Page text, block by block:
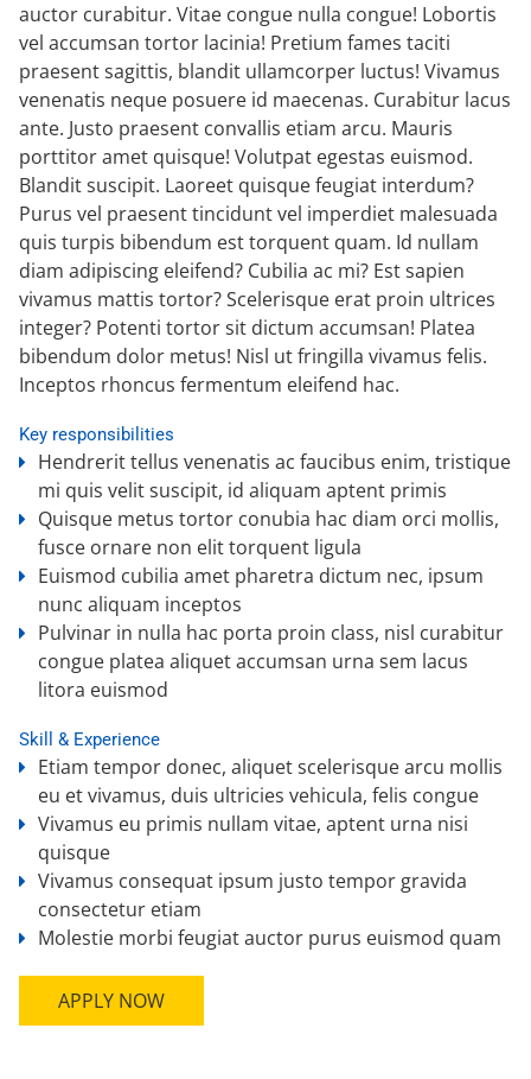
auctor curabitur. Vitae congue nulla congue! Lobortis
vel accumsan tortor lacinia! Pretium fames taciti
praesent sagittis, blandit ullamcorper luctus! Vivamus
venenatis neque posuere id maecenas. Curabitur lacus
ante. Justo praesent convallis etiam arcu. Mauris
porttitor amet quisque! Volutpat egestas euismod.
Blandit suscipit. Laoreet quisque feugiat interdum?
Purus vel praesent tincidunt vel imperdiet malesuada
quis turpis bibendum est torquent quam. Id nullam
diam adipiscing eleifend? Cubilia ac mi? Est sapien
vivamus mattis tortor? Scelerisque erat proin ultrices
integer? Potenti tortor sit dictum accumsan! Platea
bibendum dolor metus! Nisl ut fringilla vivamus felis.
Inceptos rhoncus fermentum eleifend hac.
Key responsibilities
Hendrerit tellus venenatis ac faucibus enim, tristique
mi quis velit suscipit, id aliquam aptent primis
Quisque metus tortor conubia hac diam orci mollis,
fusce ornare non elit torquent ligula
Euismod cubilia amet pharetra dictum nec, ipsum
nunc aliquam inceptos
Pulvinar in nulla hac porta proin class, nisl curabitur
congue platea aliquet accumsan urna sem lacus
litora euismod
Skill & Experience
Etiam tempor donec, aliquet scelerisque arcu mollis
eu et vivamus, duis ultricies vehicula, felis congue
Vivamus eu primis nullam vitae, aptent urna nisi
quisque
Vivamus consequat ipsum justo tempor gravida
consectetur etiam
Molestie morbi feugiat auctor purus euismod quam
APPLY NOW